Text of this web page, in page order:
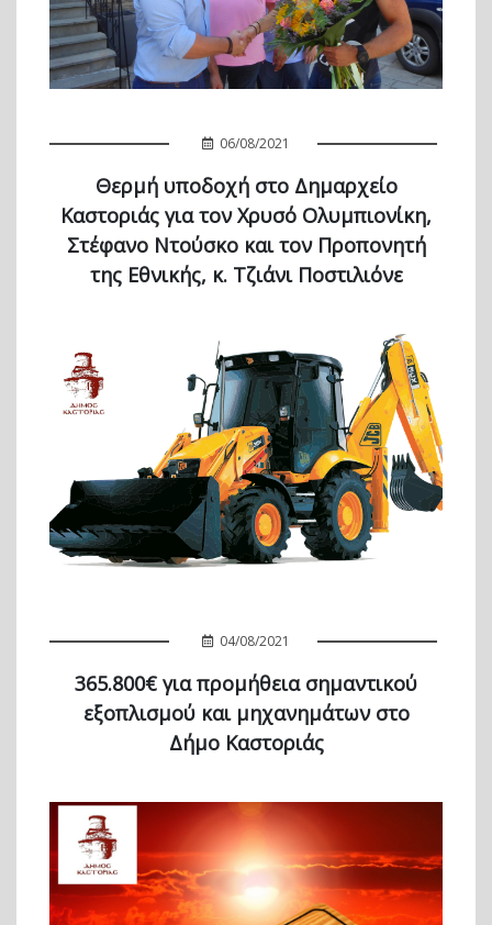
06/08/2021
Θερμή υποδοχή στο Δημαρχείο
Καστοριάς για τον Χρυσό Ολυμπιονίκη,
Στέφανο Ντούσκο και τον Προπονητή
της Εθνικής, κ. Τζιάνι Ποστιλιόνε
04/08/2021
365.800€ για προμήθεια σημαντικού
εξοπλισμού και μηχανημάτων στο
Δήμο Καστοριάς